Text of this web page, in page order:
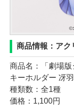
商品情報：アク
商品名：「劇場
キーホルダー 冴
種類数：全1種
価格：1,100円